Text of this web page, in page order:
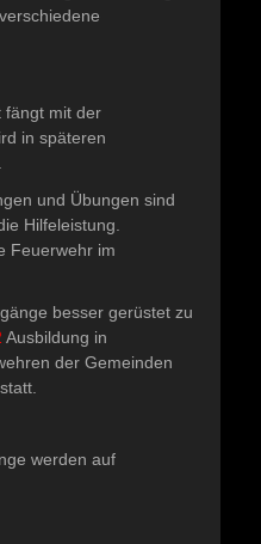
fängt mit der
in späteren
und Übungen sind
Hilfeleistung.
Feuerwehr im
besser gerüstet zu
Ausbildung in
der Gemeinden
werden auf